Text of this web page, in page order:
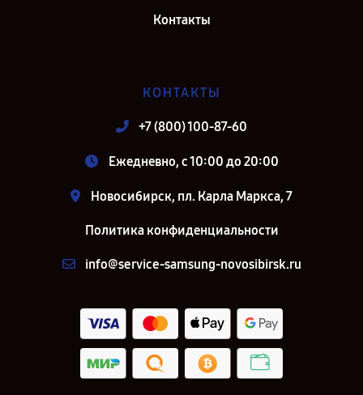
Контакты
КОНТАКТЫ
+7 (800) 100-87-60
Ежедневно, с 10:00 до 20:00
Новосибирск, пл. Карла Маркса, 7
Политика конфиденциальности
info@service-samsung-novosibirsk.ru